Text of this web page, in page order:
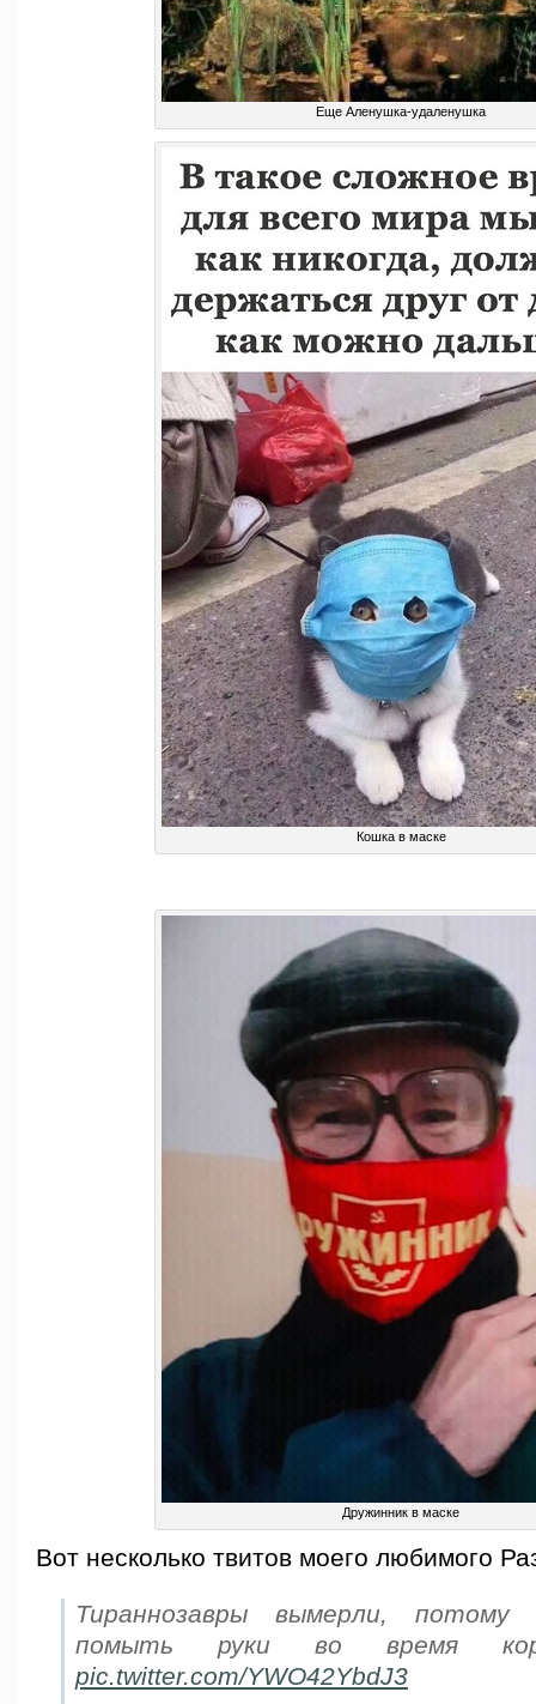
Еще Аленушка-удаленушка
Кошка в маске
Дружинник в маске
Вот несколько твитов моего любимого
Тираннозавры вымерли,
помыть руки во время
pic.twitter.com/YWO42YbdJ3